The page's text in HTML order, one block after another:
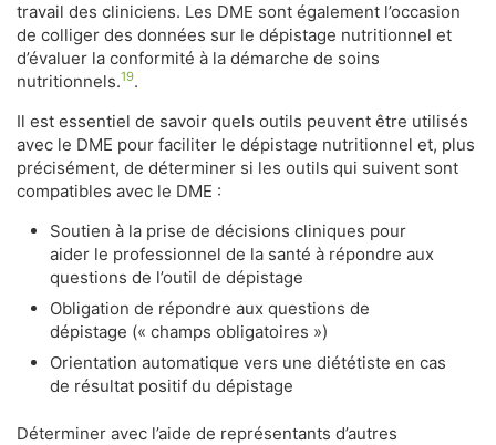
travail des cliniciens. Les DME sont également l’occasion
de colliger des données sur le dépistage nutritionnel et
d’évaluer la conformité à la démarche de soins
nutritionnels.19.
Il est essentiel de savoir quels outils peuvent être utilisés
avec le DME pour faciliter le dépistage nutritionnel et, plus
précisément, de déterminer si les outils qui suivent sont
compatibles avec le DME :
Soutien à la prise de décisions cliniques pour
aider le professionnel de la santé à répondre aux
questions de l’outil de dépistage
Obligation de répondre aux questions de
dépistage (« champs obligatoires »)
Orientation automatique vers une diététiste en cas
de résultat positif du dépistage
Déterminer avec l’aide de représentants d’autres